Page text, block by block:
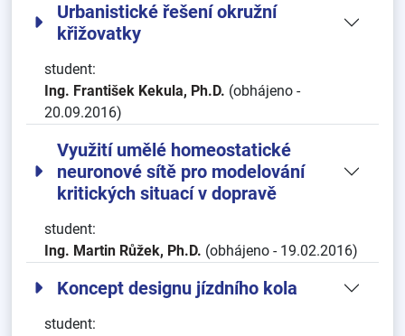
Urbanistické řešení okružní
křižovatky
student:
Ing. František Kekula, Ph.D. (obhájeno -
20.09.2016)
Využití umělé homeostatické
neuronové sítě pro modelování
kritických situací v dopravě
student:
Ing. Martin Růžek, Ph.D. (obhájeno - 19.02.2016)
Koncept designu jízdního kola
student: